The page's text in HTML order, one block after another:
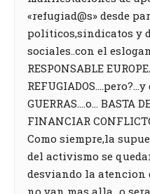
«refugiad@s» desde
politicos,sindicatos y
sociales..con el
RESPONSABLE
GUERRAS….o… BASTA
FINANCIAR
Como siempre,la
del activismo se
desviando la atencion